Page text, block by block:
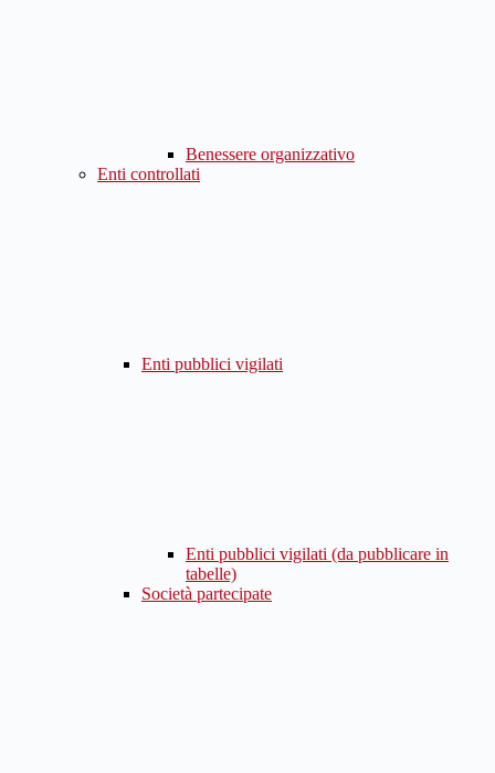
Benessere organizzativo
Enti controllati
Enti pubblici vigilati
Enti pubblici vigilati (da pubblicare in
tabelle)
Società partecipate